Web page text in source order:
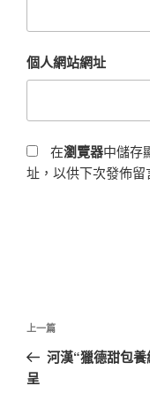
個人網站網址
在瀏覽器中儲存
址，以供下次發佈留
文
導
覽
上
一
篇
上一篇
河漢“獵德甜包
呈